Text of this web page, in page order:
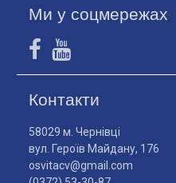
Ми у соцмережах
Контакти
58029 м. Чернівці
вул. Героїв Майдану, 176
osvitacv@gmail.com